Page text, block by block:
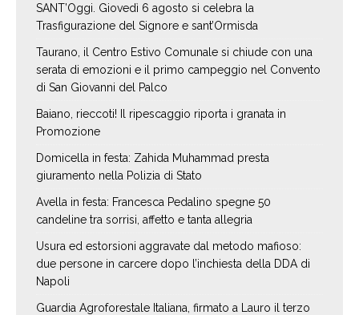
SANT’Oggi. Giovedì 6 agosto si celebra la
Trasfigurazione del Signore e sant’Ormisda
Taurano, il Centro Estivo Comunale si chiude con una
serata di emozioni e il primo campeggio nel Convento
di San Giovanni del Palco
Baiano, rieccoti! Il ripescaggio riporta i granata in
Promozione
Domicella in festa: Zahida Muhammad presta
giuramento nella Polizia di Stato
Avella in festa: Francesca Pedalino spegne 50
candeline tra sorrisi, affetto e tanta allegria
Usura ed estorsioni aggravate dal metodo mafioso:
due persone in carcere dopo l’inchiesta della DDA di
Napoli
Guardia Agroforestale Italiana, firmato a Lauro il terzo